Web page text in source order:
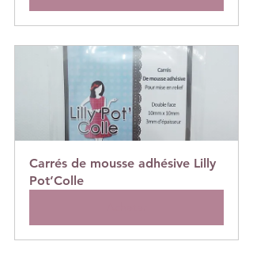
Carrés de mousse adhésive Lilly
Pot’Colle